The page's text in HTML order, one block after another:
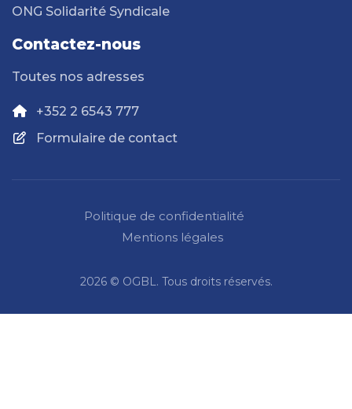
ONG Solidarité Syndicale
Contactez-nous
Toutes nos adresses
+352 2 6543 777
Formulaire de contact
Politique de confidentialité
Mentions légales
2026 © OGBL. Tous droits réservés.